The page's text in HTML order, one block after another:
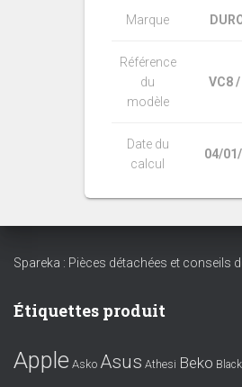
Marque
Référence
du
modèle
VC8
Date du
calcul
04/
Spareka : Pièces détachées et conseils
Étiquettes produit
Apple Asko Asus Athesi Beko